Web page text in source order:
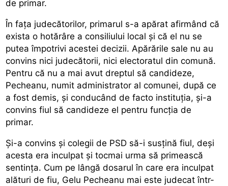
de primar.
În faţa judecătorilor, primarul s-a apărat afirmând că
exista o hotărâre a consiliului local şi că el nu se
putea împotrivi acestei decizii. Apărările sale nu au
convins nici judecătorii, nici electoratul din comună.
Pentru că nu a mai avut dreptul să candideze,
Pecheanu, numit administrator al comunei, după ce
a fost demis, şi conducând de facto instituţia, şi-a
convins fiul să candideze el pentru funcţia de
primar.
Şi-a convins şi colegii de PSD să-i susţină fiul, deşi
acesta era inculpat şi tocmai urma să primească
sentinţa. Cum pe lângă dosarul în care era inculpat
alături de fiu, Gelu Pecheanu mai este judecat într-